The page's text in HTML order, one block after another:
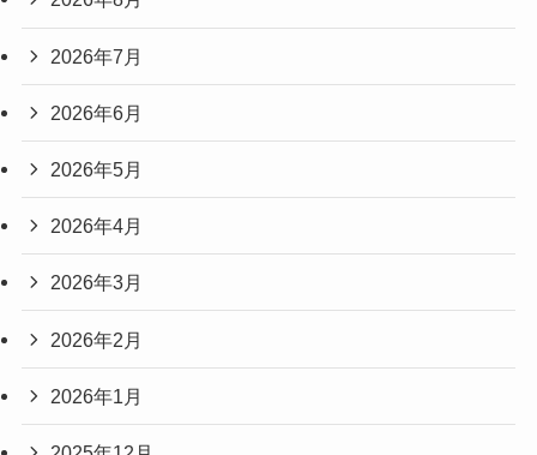
2026年7月
2026年6月
2026年5月
2026年4月
2026年3月
2026年2月
2026年1月